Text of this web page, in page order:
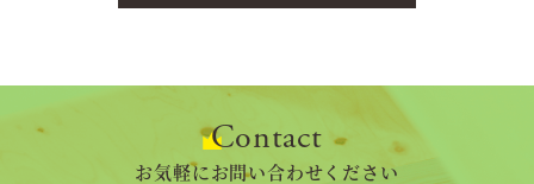
Contact
お気軽にお問い合わせください